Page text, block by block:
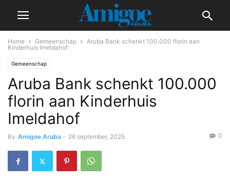
Home Gemeenschap
Aruba Bank schenkt 100.000 florin aan
Kinderhuis Imeldahof
Gemeenschap
Aruba Bank schenkt 100.000
florin aan Kinderhuis
Imeldahof
By Amigoe Aruba - 26 september, 2025 0